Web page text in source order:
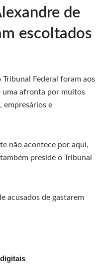
de
escoltados
Federal foram aos
uma afronta por muitos
empresários e
não acontece por aqui,
preside o Tribunal
acusados de gastarem